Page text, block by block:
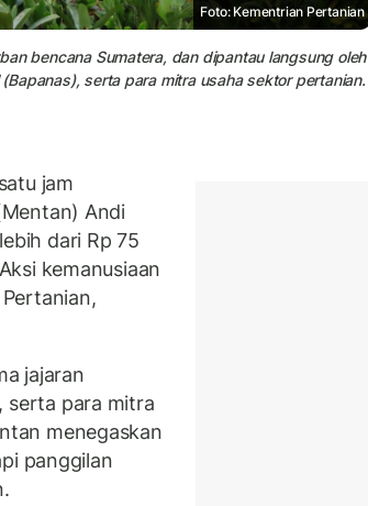
Foto: Kementrian Pertanian
bencana Sumatera, dan dipantau langsung oleh
serta para mitra usaha sektor pertanian.
jam
Andi
dari Rp 75
kemanusiaan
jajaran
serta para mitra
menegaskan
panggilan